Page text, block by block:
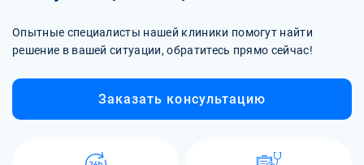
Опытные специалисты нашей клиники помогут найти
решение в вашей ситуации, обратитесь прямо сейчас!
Заказать консультацию